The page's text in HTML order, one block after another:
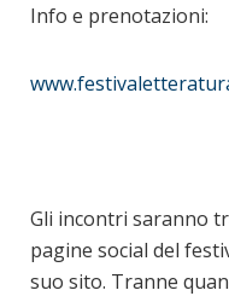
Info e prenotazioni:
Gli incontri saranno
pagine social del
suo sito. Tranne